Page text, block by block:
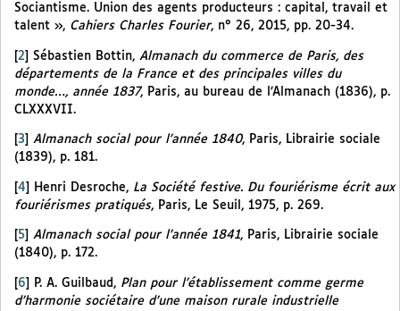
Sociantisme. Union des agents producteurs : capital, travail et
talent », Cahiers Charles Fourier, n° 26, 2015, pp. 20-34.
[2] Sébastien Bottin, Almanach du commerce de Paris, des
départements de la France et des principales villes du
monde…, année 1837, Paris, au bureau de l’Almanach (1836), p.
CLXXXVII.
3 Almanach social pour l’année 1840, Paris, Librairie sociale
(1839), p. 181.
[4] Henri Desroche, La Société festive. Du fouriérisme écrit aux
fouriérismes pratiqués, Paris, Le Seuil, 1975, p. 269.
5 Almanach social pour l’année 1841, Paris, Librairie sociale
(1840), p. 172.
6 P. A. Guilbaud, Plan pour l’établissement comme germe
d’harmonie sociétaire d’une maison rurale industrielle